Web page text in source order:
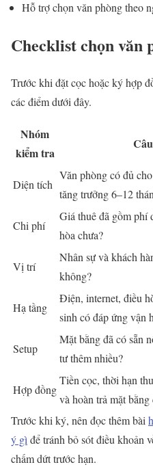
Hỗ trợ chọn văn phòng theo
Checklist chọn văn
Trước khi đặt cọc hoặc ký hợp
các điểm dưới đây.
Nhóm
kiểm tra
Diện tích
Văn phòng có đủ
tăng trưởng 6–12
Chi phí
Giá thuê đã gồm phí
hòa chưa?
Vị trí
Nhân sự và khách
không?
Hạ tầng
Điện, internet, điều
sinh có đáp ứng vận
Setup
Mặt bằng đã có sẵn
tư thêm nhiều?
Hợp đồng
Tiền cọc, thời hạn
và hoàn trả mặt bằng
Trước khi ký, nên đọc thêm bài
ý gì để tránh bỏ sót điều khoản
chấm dứt trước hạn.